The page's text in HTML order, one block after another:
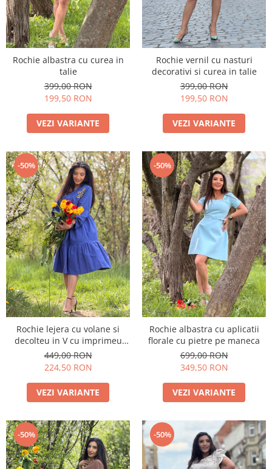
Rochie albastra cu curea in
talie
399,00 RON
199,50 RON
VEZI VARIANTE
Rochie vernil cu nasturi
decorativi si curea in talie
399,00 RON
199,50 RON
VEZI VARIANTE
-50%
Rochie lejera cu volane si
decolteu in V cu imprimeu
floare
449,00 RON
224,50 RON
VEZI VARIANTE
-50%
Rochie albastra cu aplicatii
florale cu pietre pe maneca
699,00 RON
349,50 RON
VEZI VARIANTE
-50% -50%